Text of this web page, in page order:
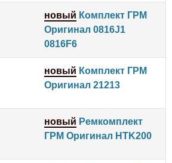
новый Комплект ГРМ
Оригинал 0816J1
0816F6
новый Комплект ГРМ
Оригинал 21213
новый Ремкомплект
ГРМ Оригинал HTK200